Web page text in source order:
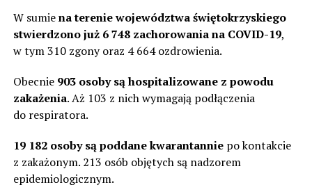
W sumiena terenie województwa świętokrzyskiego
stwierdzono już 6 748 zachorowania na COVID-19,
w tym 310 zgony oraz 4 664 ozdrowienia.
Obecnie 903 osoby są hospitalizowane z powodu
zakażenia. Aż 103 z nich wymagają podłączenia
do respiratora.
19 182 osoby są poddane kwarantanniepo kontakcie
z zakażonym. 213 osób objętych są nadzorem
epidemiologicznym.